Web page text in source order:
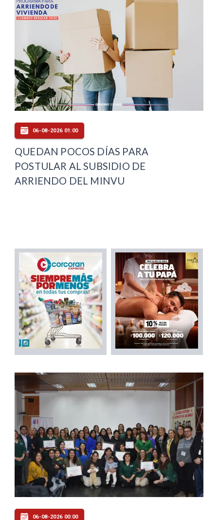
06-08-2026 01:00
QUEDAN POCOS DÍAS PARA
POSTULAR AL SUBSIDIO DE
ARRIENDO DEL MINVU
06-08-2026 00:00